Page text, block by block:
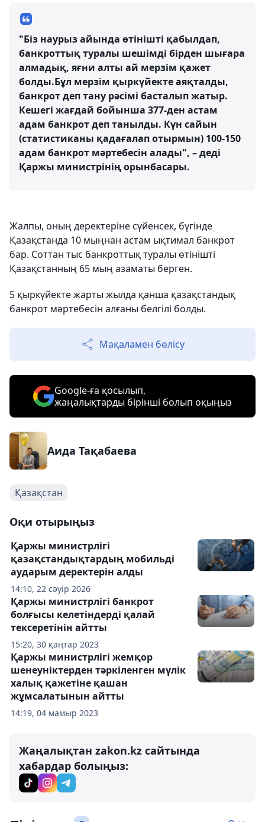
"Біз наурыз айында өтінішті қабылдап,
банкроттық туралы шешімді бірден шығара
алмадық, яғни алты ай мерзім қажет
болды.Бұл мерзім қыркүйекте аяқталды,
банкрот деп тану рәсімі басталып жатыр.
Кешегі жағдай бойынша 377-ден астам
адам банкрот деп танылды. Күн сайын
(статистиканы қадағалап отырмын) 100-150
адам банкрот мәртебесін алады", – деді
Қаржы министрінің орынбасары.
Жалпы, оның деректеріне сүйенсек, бүгінде
Қазақстанда 10 мыңнан астам ықтимал банкрот
бар. Соттан тыс банкроттық туралы өтінішті
Қазақстанның 65 мың азаматы берген.
5 қыркүйекте жарты жылда қанша қазақстандық
банкрот мәртебесін алғаны белгілі болды.
Мақаламен бөлісу
Google-ға қосылып,
жаңалықтарды бірінші болып оқыңыз
Аида Тақабаева
Қазақстан
Оқи отырыңыз
14:10, 22 сәуір 2026
Қаржы министрлігі
қазақстандықтардың мобильді
аударым деректерін алды
15:20, 30 қаңтар 2023
Қаржы министрлігі банкрот
болғысы келетіндерді қалай
тексеретінін айтты
14:19, 04 мамыр 2023
Қаржы министрлігі жемқор
шенеуніктерден тәркіленген мүлік
халық қажетіне қашан
жұмсалатынын айтты
Жаңалықтан zakon.kz сайтында
хабардар болыңыз: